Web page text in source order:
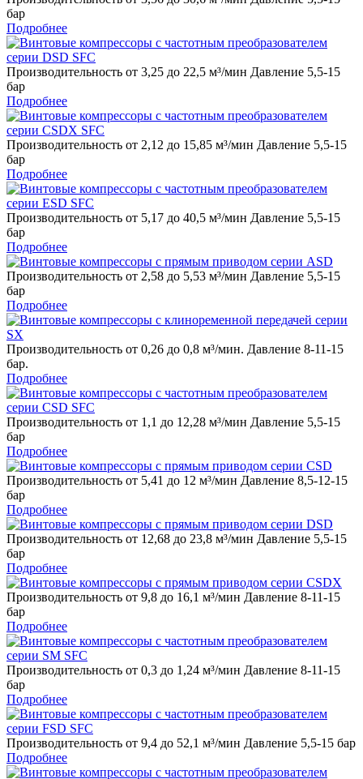
бар
Подробнее
Производительность от 3,25 до 22,5 м³/мин Давление 5,5-15
бар
Подробнее
Производительность от 2,12 до 15,85 м³/мин Давление 5,5-15
бар
Подробнее
Производительность от 5,17 до 40,5 м³/мин Давление 5,5-15
бар
Подробнее
Производительность от 2,58 до 5,53 м³/мин Давление 5,5-15
бар
Подробнее
Производительность от 0,26 до 0,8 м³/мин. Давление 8-11-15
бар.
Подробнее
Производительность от 1,1 до 12,28 м³/мин Давление 5,5-15
бар
Подробнее
Производительность от 5,41 до 12 м³/мин Давление 8,5-12-15
бар
Подробнее
Производительность от 12,68 до 23,8 м³/мин Давление 5,5-15
бар
Подробнее
Производительность от 9,8 до 16,1 м³/мин Давление 8-11-15
бар
Подробнее
Производительность от 0,3 до 1,24 м³/мин Давление 8-11-15
бар
Подробнее
Производительность от 9,4 до 52,1 м³/мин Давление 5,5-15 бар
Подробнее